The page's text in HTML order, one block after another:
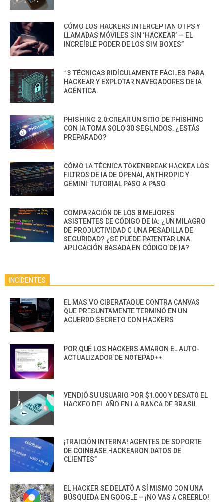
CÓMO LOS HACKERS INTERCEPTAN OTPS Y
LLAMADAS MÓVILES SIN ‘HACKEAR’ — EL
INCREÍBLE PODER DE LOS SIM BOXES”
13 TÉCNICAS RIDÍCULAMENTE FÁCILES PARA
HACKEAR Y EXPLOTAR NAVEGADORES DE IA
AGÉNTICA
PHISHING 2.0:CREAR UN SITIO DE PHISHING
CON IA TOMA SOLO 30 SEGUNDOS. ¿ESTÁS
PREPARADO?
CÓMO LA TÉCNICA TOKENBREAK HACKEA LOS
FILTROS DE IA DE OPENAI, ANTHROPIC Y
GEMINI: TUTORIAL PASO A PASO
COMPARACIÓN DE LOS 8 MEJORES
ASISTENTES DE CÓDIGO DE IA: ¿UN MILAGRO
DE PRODUCTIVIDAD O UNA PESADILLA DE
SEGURIDAD? ¿SE PUEDE PATENTAR UNA
APLICACIÓN BASADA EN CÓDIGO DE IA?
INCIDENTES
EL MASIVO CIBERATAQUE CONTRA CANVAS
QUE PRESUNTAMENTE TERMINÓ EN UN
ACUERDO SECRETO CON HACKERS
POR QUÉ LOS HACKERS AMARON EL AUTO-
ACTUALIZADOR DE NOTEPAD++
VENDIÓ SU USUARIO POR $1.000 Y DESATÓ EL
HACKEO DEL AÑO EN LA BANCA DE BRASIL
¡TRAICIÓN INTERNA! AGENTES DE SOPORTE
DE COINBASE HACKEARON DATOS DE
CLIENTES”
EL HACKER SE DELATÓ A SÍ MISMO CON UNA
BÚSQUEDA EN GOOGLE – ¡NO VAS A CREERLO!